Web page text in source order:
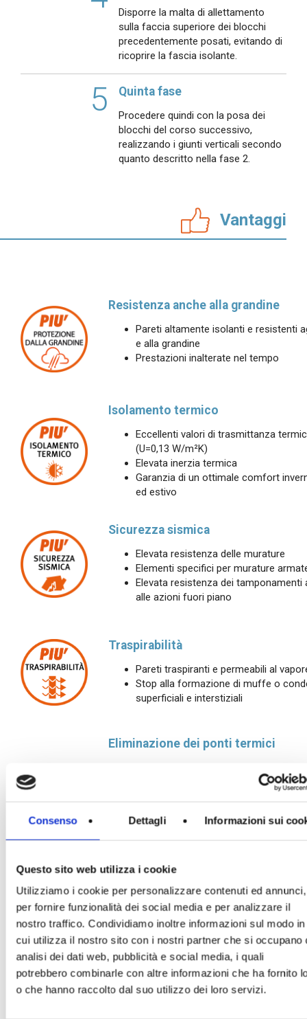
Consenso Dettagli Informazioni sui
Questo sito web utilizza i cookie
Utilizziamo i cookie per personalizzare contenuti ed annunci,
per fornire funzionalità dei social media e per analizzare il
nostro traffico. Condividiamo inoltre informazioni sul modo in
cui utilizza il nostro sito con i nostri partner che si occupano
analisi dei dati web, pubblicità e social media, i quali
potrebbero combinarle con altre informazioni che ha fornito
o che hanno raccolto dal suo utilizzo dei loro servizi.
Disporre la malta di allettamento
sulla faccia superiore dei blocchi
precedentemente posati, evitando di
ricoprire la fascia isolante.
5 Quinta fase
Procedere quindi con la posa dei
blocchi del corso successivo,
realizzando i giunti verticali secondo
quanto descritto nella fase 2.
Vantaggi
Resistenza anche alla grandine
Pareti altamente isolanti e resistenti
e alla grandine
Prestazioni inalterate nel tempo
Isolamento termico
Eccellenti valori di trasmittanza
(U=0,13 W/m²K)
Elevata inerzia termica
Garanzia di un ottimale comfort
ed estivo
Sicurezza sismica
Elevata resistenza delle murature
Elementi specifici per murature
Elevata resistenza dei tamponamenti
alle azioni fuori piano
Traspirabilità
Pareti traspiranti e permeabili al
Stop alla formazione di muffe o
superficiali e interstiziali
Eliminazione dei ponti termici
incastri a secco e alla fascia isolante
correzione dei ponti termici di travi e
Resistenza al fuoco
Certificazione REI 240 e EI 240
Impiego di polistirene autoestinguente
Nessuna possibilità di propagazione
dell’incendio